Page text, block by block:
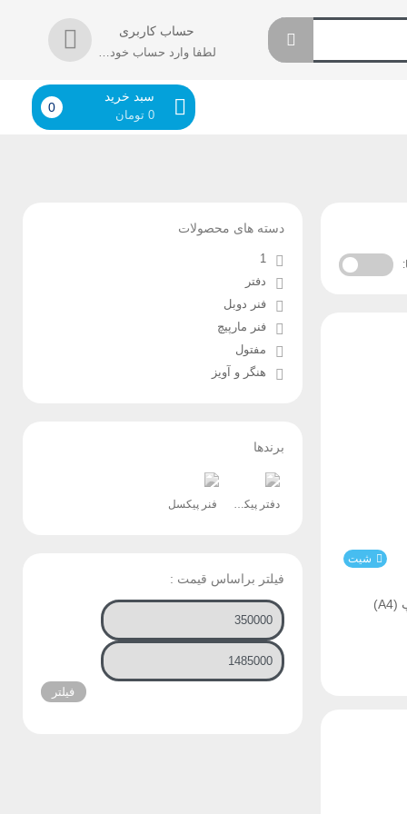
حساب کاربری
لطفا وارد حساب خود شوید!
سبد خرید
تومان0
0
شیت
دسته های محصولات
1
دفتر
فنر دوبل
فنر مارپیچ
مفتول
هنگر و آویز
برندها
دفتر پیکسل فنر پیکسل
فیلتر براساس قیمت :
فیلتر